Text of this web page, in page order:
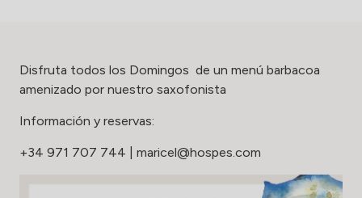
Disfruta todos los Domingos de un menú barbacoa
amenizado por nuestro saxofonista
Información y reservas:
+34 971 707 744 maricel@hospes.com